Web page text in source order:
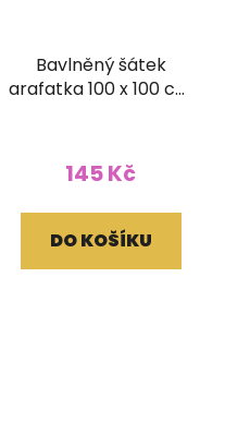
Bavlněný šátek
arafatka 100 x 100 cm
145 Kč
DO KOŠÍKU